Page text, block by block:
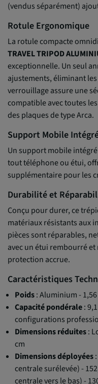
(vendus séparément)
Rotule Ergonomique
La rotule compacte
TRAVEL TRIPOD
exceptionnelle. Un seul
ajustements, éliminant
verrouillage assure une
compatible avec toutes
des plaques de type Arca.
Support Mobile
Un support mobile
tout téléphone ou étui,
supplémentaire pour les
Durabilité et
Conçu pour durer, ce
matériaux résistants aux
pièces sont réparables,
avec un étui rembourré
protection accrue.
Caractéristiques
Poids: Aluminium -
Capacité pondérale:
configurations
Dimensions réduites:
cm
Dimensions déployées
centrale surélevée) -
centrale vers le bas) -